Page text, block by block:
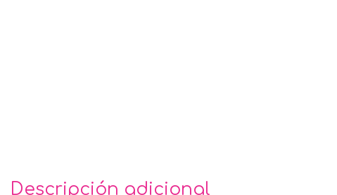
Descripción adicional